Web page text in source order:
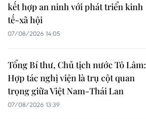
kết hợp an ninh với phát triển kinh
tế-xã hội
07/08/2026 14:05
Tổng Bí thư, Chủ tịch nước Tô Lâm:
Hợp tác nghị viện là trụ cột quan
trọng giữa Việt Nam-Thái Lan
07/08/2026 13:39